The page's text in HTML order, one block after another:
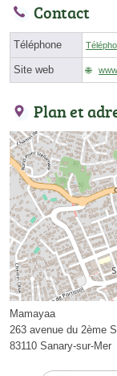
Contact
Téléphone
Site web
Plan et
Mamayaa
263 avenue du 2ème
83110 Sanary-sur-Mer